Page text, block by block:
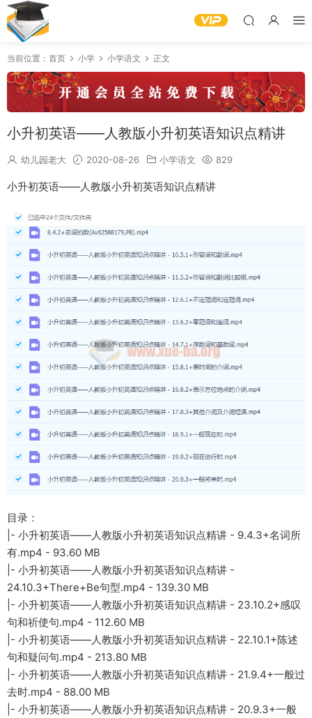
当前位置： 首页 小学 小学语文 正文
小升初英语——人教版小升初英语知识点精讲
幼儿园老大 2020-08-26 小学语文 829
小升初英语——人教版小升初英语知识点精讲
目录：
|- 小升初英语——人教版小升初英语知识点精讲 - 9.4.3+名词所
有.mp4 - 93.60 MB
|- 小升初英语——人教版小升初英语知识点精讲 -
24.10.3+There+Be句型.mp4 - 139.30 MB
|- 小升初英语——人教版小升初英语知识点精讲 - 23.10.2+感叹
句和祈使句.mp4 - 112.60 MB
|- 小升初英语——人教版小升初英语知识点精讲 - 22.10.1+陈述
句和疑问句.mp4 - 213.80 MB
|- 小升初英语——人教版小升初英语知识点精讲 - 21.9.4+一般过
去时.mp4 - 88.00 MB
|- 小升初英语——人教版小升初英语知识点精讲 - 20.9.3+一般